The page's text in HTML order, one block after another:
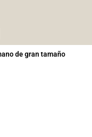
Rating
de gran tamaño